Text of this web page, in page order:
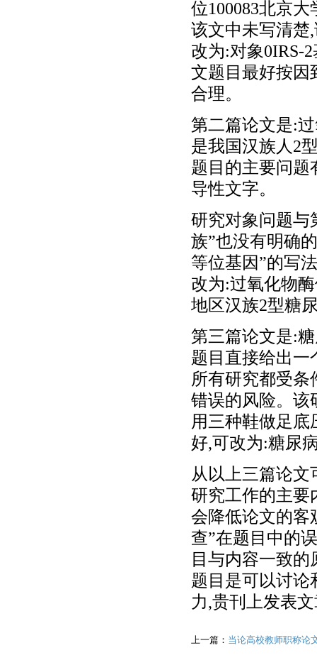
位100083北京
该文中未写清楚
改为:对象0IRS-
文题目最好按因
合理。
第二篇论文是:
是我国汉族人2
题目的主要问题
导性文字。
研究对象问题与
族”也没有明确
等位基因”的写
改为:过氧化物
地区汉族2型糖
第三篇论文是:
题目直接给出一
所有研究都受条
错误的风险。该
用三种鞋做足
好,可改为:糖尿
从以上三篇论
研究工作的主要
会降低论文的客
查”在题目中的
目与内容一致
题目是可以讨论
力,贵刊上发表
上一篇： 当论高校教师职称论